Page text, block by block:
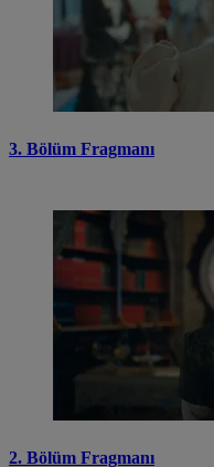
3. Bölüm Fragmanı
2. Bölüm Fragmanı